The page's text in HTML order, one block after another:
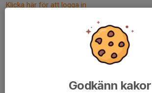
Klicka här för att logga in
Godkänn kakor